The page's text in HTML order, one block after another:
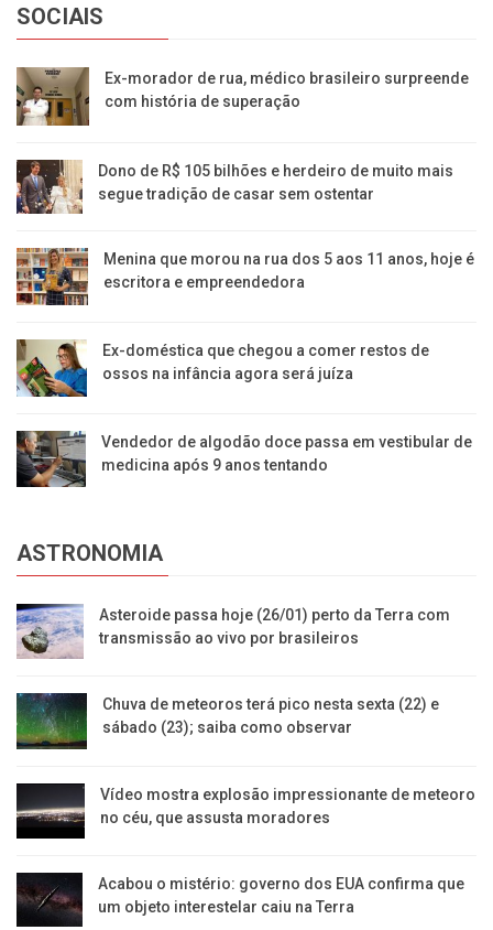
SOCIAIS
Ex-morador de rua, médico brasileiro surpreende
com história de superação
Dono de R$ 105 bilhões e herdeiro de muito mais
segue tradição de casar sem ostentar
Menina que morou na rua dos 5 aos 11 anos, hoje é
escritora e empreendedora
Ex-doméstica que chegou a comer restos de
ossos na infância agora será juíza
Vendedor de algodão doce passa em vestibular de
medicina após 9 anos tentando
ASTRONOMIA
Asteroide passa hoje (26/01) perto da Terra com
transmissão ao vivo por brasileiros
Chuva de meteoros terá pico nesta sexta (22) e
sábado (23); saiba como observar
Vídeo mostra explosão impressionante de meteoro
no céu, que assusta moradores
Acabou o mistério: governo dos EUA confirma que
um objeto interestelar caiu na Terra